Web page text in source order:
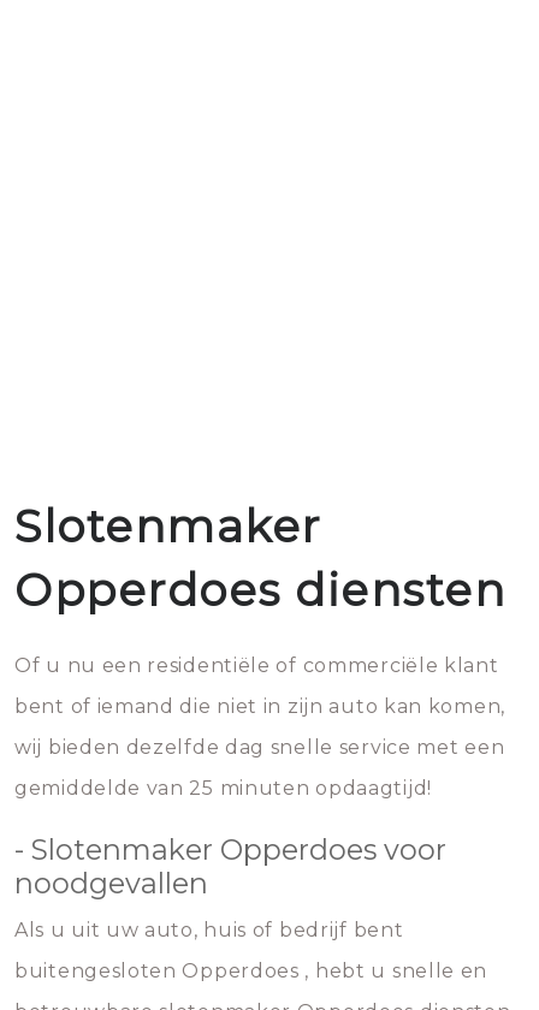
Slotenmaker
Opperdoes diensten
Of u nu een residentiële of commerciële klant
bent of iemand die niet in zijn auto kan komen,
wij bieden dezelfde dag snelle service met een
gemiddelde van 25 minuten opdaagtijd!
- Slotenmaker Opperdoes voor
noodgevallen
Als u uit uw auto, huis of bedrijf bent
buitengesloten Opperdoes , hebt u snelle en